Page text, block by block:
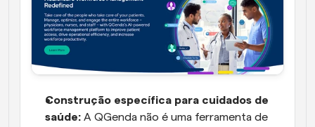
Construção específica para cuidados de
saúde: A QGenda não é uma ferramenta de